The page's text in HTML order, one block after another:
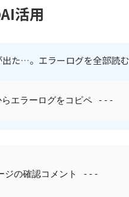
活用
出た…。エラーログを全部読
エラーログをコピペ ---
ジの確認コメント ---